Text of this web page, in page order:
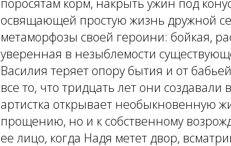
поросятам корм, накрыть ужин под
освящающей простую жизнь дружной
метаморфозы своей героини: бойкая,
уверенная в незыблемости
Василия теряет опору бытия и от
все то, что тридцать лет они создавали
артистка открывает необыкновенную
прощению, но и к собственному
ее лицо, когда Надя метет двор,